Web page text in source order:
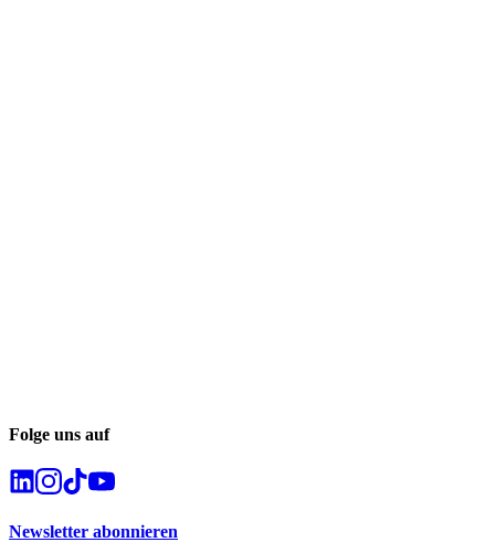
Folge uns auf
Newsletter abonnieren